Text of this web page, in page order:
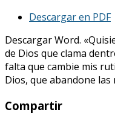
Descargar en PDF
Descargar Word.
de Dios que clama
falta que cambie mis
Dios, que abandone las
Compartir